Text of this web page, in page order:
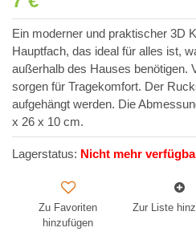
Ein moderner und praktischer 3D
Hauptfach, das ideal für alles ist,
außerhalb des Hauses benötigen.
sorgen für Tragekomfort. Der
aufgehängt werden. Die
x 26 x 10 cm.
Lagerstatus: Nicht mehr
Zu Favoriten
hinzufügen
Zur Liste